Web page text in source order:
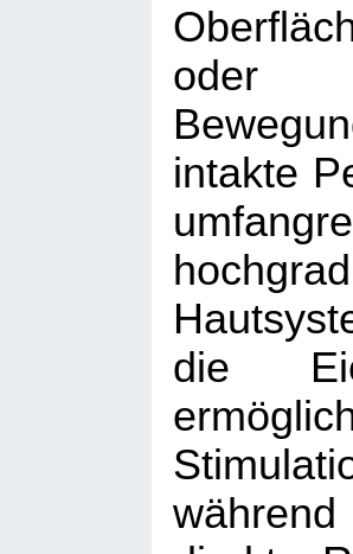
intakte
die